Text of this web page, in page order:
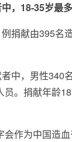
，18-35岁最多
捐献由395名
中，男性340
员。捐献年龄
会作为中国造